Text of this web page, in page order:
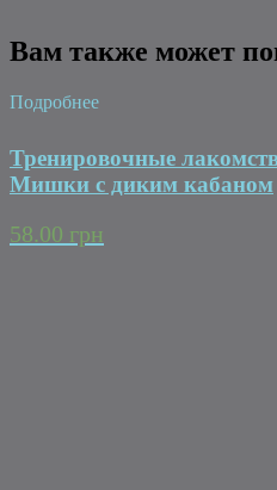
Вам также может
Подробнее
Тренировочные
Мишки с диким кабаном
58.00 грн